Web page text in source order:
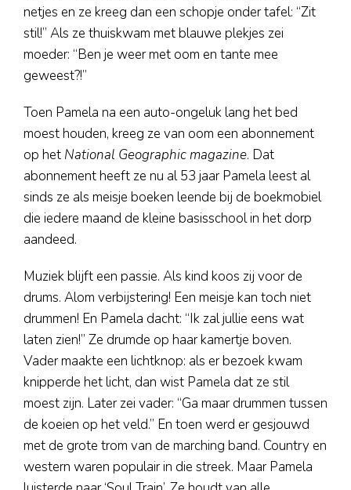
netjes en ze kreeg dan een schopje onder tafel: “Zit
stil!” Als ze thuiskwam met blauwe plekjes zei
moeder: “Ben je weer met oom en tante mee
geweest?!”
Toen Pamela na een auto-ongeluk lang het bed
moest houden, kreeg ze van oom een abonnement
op het National Geographic magazine. Dat
abonnement heeft ze nu al 53 jaar Pamela leest al
sinds ze als meisje boeken leende bij de boekmobiel
die iedere maand de kleine basisschool in het dorp
aandeed.
Muziek blijft een passie. Als kind koos zij voor de
drums. Alom verbijstering! Een meisje kan toch niet
drummen! En Pamela dacht: “Ik zal jullie eens wat
laten zien!” Ze drumde op haar kamertje boven.
Vader maakte een lichtknop: als er bezoek kwam
knipperde het licht, dan wist Pamela dat ze stil
moest zijn. Later zei vader: “Ga maar drummen tussen
de koeien op het veld.” En toen werd er gesjouwd
met de grote trom van de marching band. Country en
western waren populair in die streek. Maar Pamela